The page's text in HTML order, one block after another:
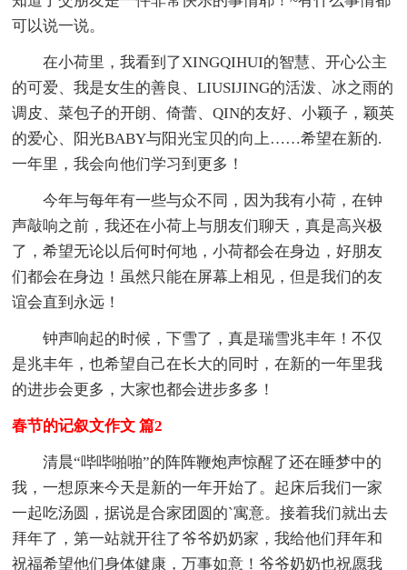
可以说一说。
在小荷里，我看到了XINGQIHUI的智慧、开心公主
的可爱、我是女生的善良、LIUSIJING的活泼、冰之雨的
调皮、菜包子的开朗、倚蕾、QIN的友好、小颖子，颖英
的爱心、阳光BABY与阳光宝贝的向上……希望在新的.
一年里，我会向他们学习到更多！
今年与每年有一些与众不同，因为我有小荷，在钟
声敲响之前，我还在小荷上与朋友们聊天，真是高兴极
了，希望无论以后何时何地，小荷都会在身边，好朋友
们都会在身边！虽然只能在屏幕上相见，但是我们的友
谊会直到永远！
钟声响起的时候，下雪了，真是瑞雪兆丰年！不仅
是兆丰年，也希望自己在长大的同时，在新的一年里我
的进步会更多，大家也都会进步多多！
春节的记叙文作文 篇2
清晨“哔哔啪啪”的阵阵鞭炮声惊醒了还在睡梦中的
我，一想原来今天是新的一年开始了。起床后我们一家
一起吃汤圆，据说是合家团圆的`寓意。接着我们就出去
拜年了，第一站就开往了爷爷奶奶家，我给他们拜年和
祝福希望他们身体健康，万事如意！爷爷奶奶也祝愿我